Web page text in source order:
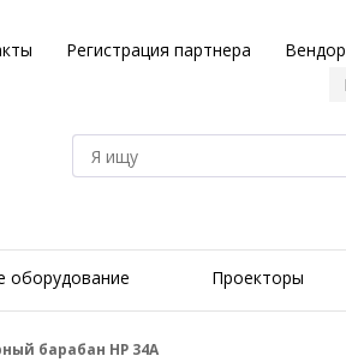
Регистрация партнера
оборудование Проекторы
барабан HP 34A